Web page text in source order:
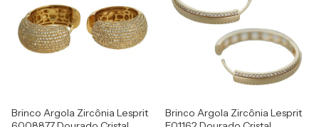
Brinco Argola Zircônia Lesprit
Brinco Argola Zircônia Lesprit